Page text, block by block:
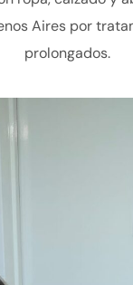
Aires por
prolongados.